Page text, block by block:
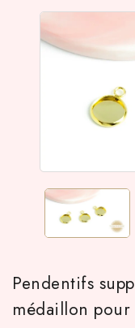
Pendentifs
médaillon